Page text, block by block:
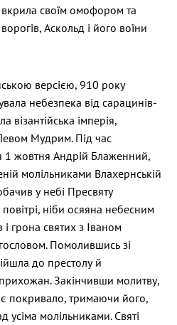
вкрила своїм омофором та
Аскольд і його воїни
версією, 910 року
небезпека від сарацинів-
візантійська імперія,
Мудрим. Під час
1 жовтня Андрій Блаженний,
молільниками Влахернській
у небі Пресвяту
ніби осяяна небесним
і грона святих з Іваном
Помолившись зі
до престолу й
Закінчивши молитву,
покривало, тримаючи його,
усіма молільниками. Святі